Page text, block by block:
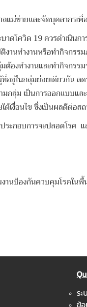
ม่ข่ายและจัดบุคลากรเ
ดโควิด 19 ควรดำเนิน
ทำงานหรือทำกิจกรร
ต้องทำงานและทำกิจ
ยู่ในกลุ่มย่อยเดียวกัน
มกลุ่ม เป็นการออกแบ
งื่อนไข ซึ่งเป็นผลดีต่
กอบการจะปลอดโรค แ
ป้องกันควบคุมโรคใน
ร